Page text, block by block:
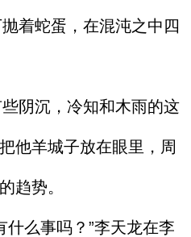
着蛇蛋，在混沌之中四
阴沉，冷知和木雨的这
他羊城子放在眼里，周
趋势。
么事吗？”李天龙在李